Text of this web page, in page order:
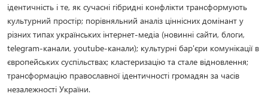
ідентичність і те, як сучасні гібридні конфлікти трансформують
культурний простір; порівняльний аналіз ціннісних домінант у
різних типах українських інтернет-медіа (новинні сайти, блоги,
telegram-канали, youtube-канали); культурні бар'єри комунікації в
європейських суспільствах; кластеризацію та стале відновлення;
трансформацію православної ідентичності громадян за часів
незалежності України.